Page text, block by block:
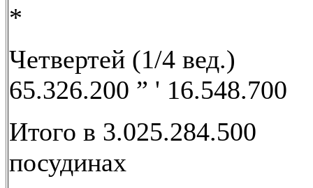
*
Четвертей (1/4 вед.)
65.326.200 ” ' 16.548.700
Итого в 3.025.284.500
посудинах